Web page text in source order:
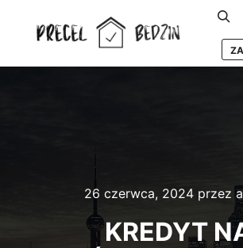
26 czerwca, 2024przez
KREDYT